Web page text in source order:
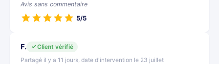
Avis sans commentaire
5/5
F.
Client vérifié
Partagé il y a 11 jours, date d'intervention le 23 juillet